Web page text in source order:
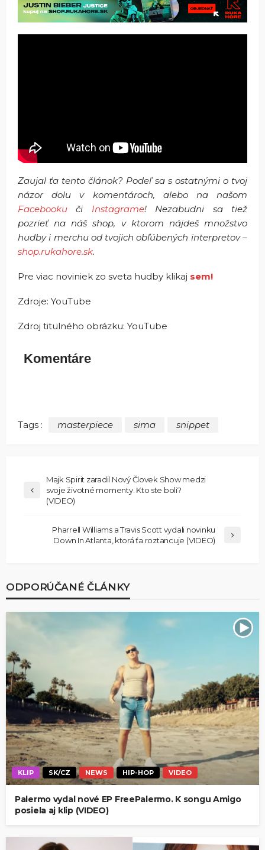
Zaujal ťa tento článok? Podeľ sa s ostatnými o tvoj
názor dolu v komentároch, alebo na našom
Facebooku či Instagrame! Nezabudni sa tiež
pozrieť na náš shop, v ktorom nájdeš množstvo
hudby i merchu od tvojich obľúbených interpretov –
shop.rukahore.sk.
Pre viac noviniek zo sveta hudby klikaj sem!
Zdroje: YouTube
Zdroj titulného obrázku: YouTube
Komentáre
Tags : masterpiece sima snippet
Majk Spirit zaradil Nový Človek Show medzi
svoje životné momenty. Kto ste boli?
(VIDEO)
Pharrell Williams a Travis Scott vydali novinku
Down In Atlanta, ktorá ťa roztancuje (VIDEO)
ODPORÚČANÉ ČLÁNKY
KLIP SK/CZ NEWS HIP-HOP VIDEO
Palermo vydal nové EP FreePalermo. K songu Amigo
posiela aj klip (VIDEO)